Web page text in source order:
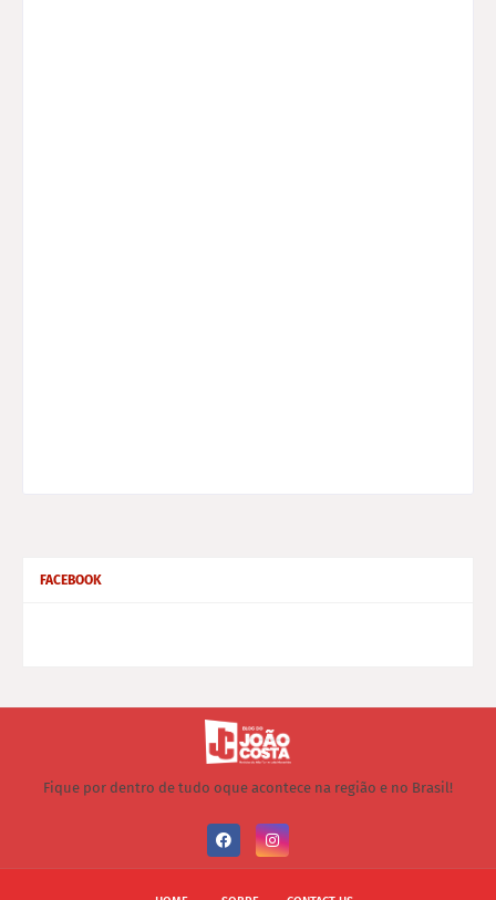
FACEBOOK
Fique por dentro de tudo oque acontece na região e no Brasil!